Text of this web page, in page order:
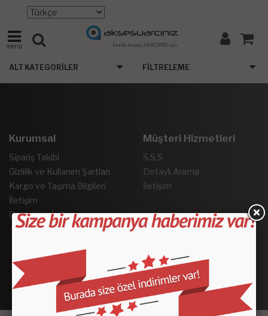
menü
ALT KATEGORILER FILTRELEME
Kurumsal
Sipariş Takibi
Gizlilik ve Kullanım Şartları
Kargo ve Taşıma Bilgileri
İletişim
Garanti ve İade
Müşteri Hizmetleri
S.S.S.
Detaylı Arama
İletişim